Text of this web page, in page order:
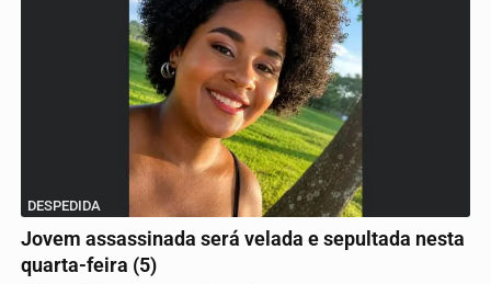
DESPEDIDA
Jovem assassinada será velada e sepultada nesta
quarta-feira (5)